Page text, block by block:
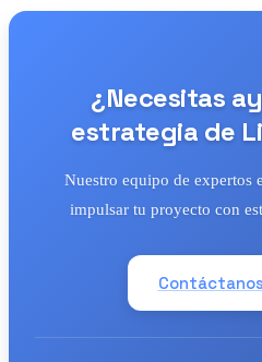
¿Necesitas
estrategia de
Nuestro equipo de expertos
impulsar tu proyecto con